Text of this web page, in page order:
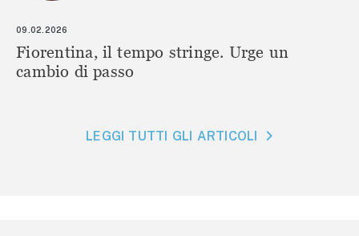
09.02.2026
Fiorentina, il tempo stringe. Urge un
cambio di passo
LEGGI TUTTI GLI ARTICOLI